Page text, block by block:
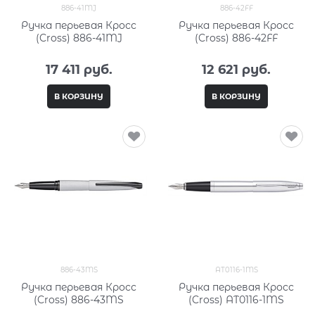
886-41MJ
Ручка перьевая Кросс
(Cross) 886-41MJ
17 411 руб.
В КОРЗИНУ
886-42FF
Ручка перьевая Кросс
(Cross) 886-42FF
12 621 руб.
В КОРЗИНУ
886-43MS
Ручка перьевая Кросс
(Cross) 886-43MS
AT0116-1MS
Ручка перьевая Кросс
(Cross) AT0116-1MS